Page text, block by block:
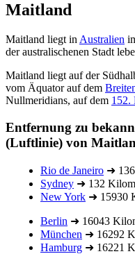
Maitland
Maitland liegt in Australien
der australischenen Stadt
Maitland liegt auf der
vom Äquator auf dem
Nullmeridians, auf dem 152.
Entfernung zu
(Luftlinie) von
Rio de Janeiro ➜
Sydney ➜ 132
New York ➜ 15930
Berlin ➜ 16043
München ➜ 16292
Hamburg ➜ 16221